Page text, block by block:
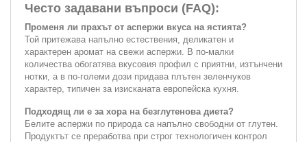
Често задавани въпроси (FAQ):
Променя ли прахът от аспержи вкуса на ястията?
Той притежава напълно естествения, деликатен и
характерен аромат на свежи аспержи. В по-малки
количества обогатява вкусовия профил с приятни, изтънчени
нотки, а в по-големи дози придава плътен зеленчуков
характер, типичен за изисканата европейска кухня.
Подходящ ли е за хора на безглутенова диета?
Белите аспержи по природа са напълно свободни от глутен.
Продуктът се преработва при строг технологичен контрол